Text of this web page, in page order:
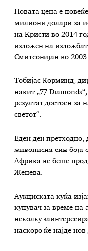
Новата цена е
милиони долари за
на Кристи во 2014
изложен на
Смитсонијан во 2003
Тобијас Корминд,
накит „77
резултат достоен за
светот“.
Еден ден претходно,
живописна син боја
Африка не беше
Женева.
Аукциската куќа
купувач за време на
неколку
наскоро ќе најде нов